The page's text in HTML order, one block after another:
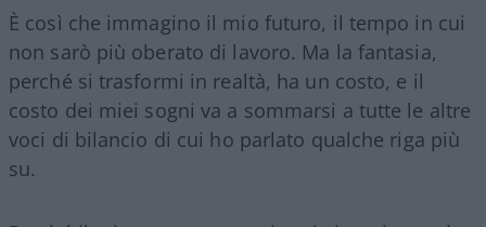
È così che immagino il mio futuro, il tempo in cui
non sarò più oberato di lavoro. Ma la fantasia,
perché si trasformi in realtà, ha un costo, e il
costo dei miei sogni va a sommarsi a tutte le altre
voci di bilancio di cui ho parlato qualche riga più
su.